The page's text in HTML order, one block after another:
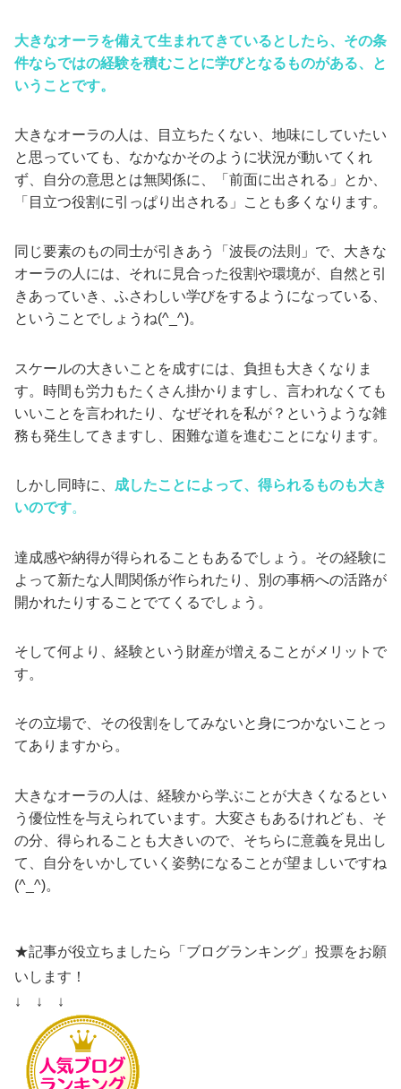
大きなオーラを備えて生まれてきているとしたら、その条
件ならではの経験を積むことに学びとなるものがある、と
いうことです。
大きなオーラの人は、目立ちたくない、地味にしていたい
と思っていても、なかなかそのように状況が動いてくれ
ず、自分の意思とは無関係に、「前面に出される」とか、
「目立つ役割に引っぱり出される」ことも多くなります。
同じ要素のもの同士が引きあう「波長の法則」で、大きな
オーラの人には、それに見合った役割や環境が、自然と引
きあっていき、ふさわしい学びをするようになっている、
ということでしょうね(^_^)。
スケールの大きいことを成すには、負担も大きくなりま
す。時間も労力もたくさん掛かりますし、言われなくても
いいことを言われたり、なぜそれを私が？というような雑
務も発生してきますし、困難な道を進むことになります。
しかし同時に、 成したことによって、得られるものも大き
いのです。
達成感や納得が得られることもあるでしょう。その経験に
よって新たな人間関係が作られたり、別の事柄への活路が
開かれたりすることでてくるでしょう。
そして何より、経験という財産が増えることがメリットで
す。
その立場で、その役割をしてみないと身につかないことっ
てありますから。
大きなオーラの人は、経験から学ぶことが大きくなるとい
う優位性を与えられています。大変さもあるけれども、そ
の分、得られることも大きいので、そちらに意義を見出し
て、自分をいかしていく姿勢になることが望ましいですね
(^_^)。
★記事が役立ちましたら「ブログランキング」投票をお願
いします！
↓ ↓ ↓